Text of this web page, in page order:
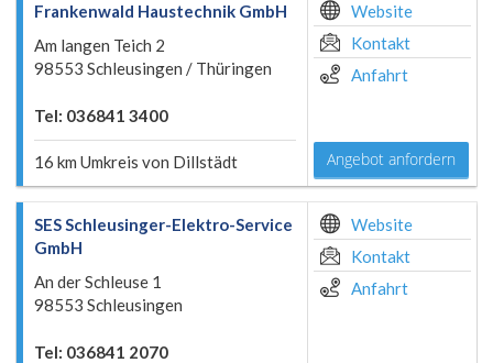
Frankenwald Haustechnik GmbH
Am langen Teich 2
98553 Schleusingen / Thüringen
Tel: 036841 3400
16 km Umkreis von Dillstädt
Website
Kontakt
Anfahrt
Angebot anfordern
SES Schleusinger-Elektro-Service
GmbH
An der Schleuse 1
98553 Schleusingen
Tel: 036841 2070
Website
Kontakt
Anfahrt